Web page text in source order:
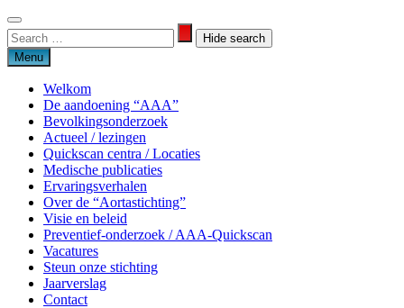
Skip
to
content
Search
for:
Search
Menu
Welkom
De aandoening “AAA”
Bevolkingsonderzoek
Actueel / lezingen
Quickscan centra / Locaties
Medische publicaties
Ervaringsverhalen
Over de “Aortastichting”
Visie en beleid
Preventief-onderzoek / AAA-Quickscan
Vacatures
Steun onze stichting
Jaarverslag
Contact